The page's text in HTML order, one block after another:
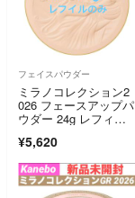
フェイスパウダー
ミラノコレクション2
026 フェースアップパ
ウダー 24g レフィ
¥5,620